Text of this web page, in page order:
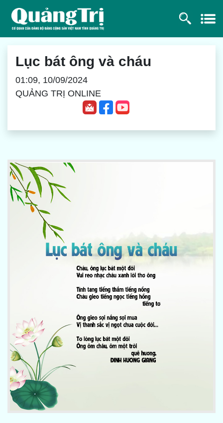
Lục bát ông và cháu
01:09, 10/09/2024
QUẢNG TRỊ ONLINE